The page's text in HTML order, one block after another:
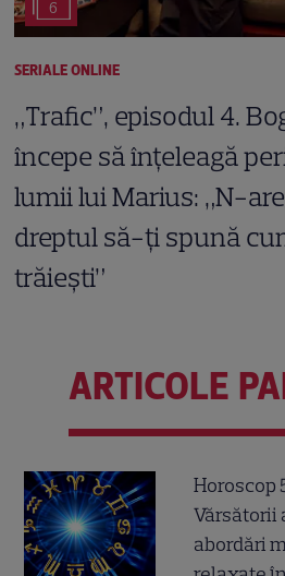
6
SERIALE ONLINE
„Trafic”, episodul 4.
începe să înțeleagă
lumii lui Marius: „N-
dreptul să-ți spună
trăiești”
ARTICOLE
Horoscop
Vărsătorii
abordări